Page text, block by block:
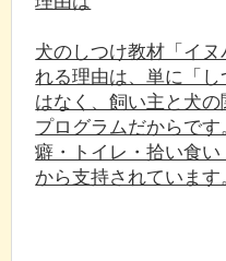
犬のしつけ教材「イ
れる理由は、単に「
はなく、飼い主と犬
プログラムだからで
癖・トイレ・拾い食
から支持されています